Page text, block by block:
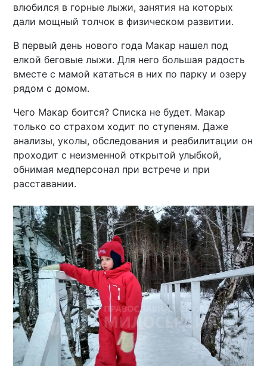
влюбился в горные лыжи, занятия на которых
дали мощный толчок в физическом развитии.
В первый день нового года Макар нашел под
елкой беговые лыжи. Для него большая радость
вместе с мамой кататься в них по парку и озеру
рядом с домом.
Чего Макар боится? Списка не будет. Макар
только со страхом ходит по ступеням. Даже
анализы, уколы, обследования и реабилитации он
проходит с неизменной открытой улыбкой,
обнимая медперсонал при встрече и при
расставании.